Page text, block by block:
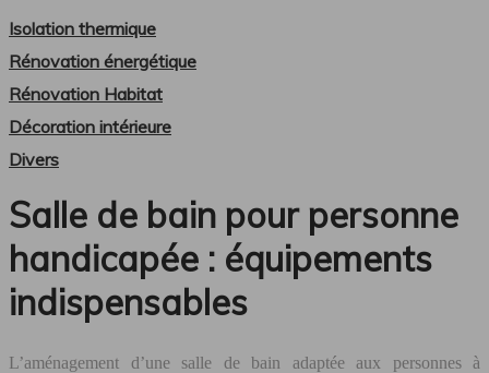
Isolation thermique
Rénovation énergétique
Rénovation Habitat
Décoration intérieure
Divers
Salle de bain pour personne
handicapée : équipements
indispensables
L’aménagement d’une salle de bain adaptée aux personnes à